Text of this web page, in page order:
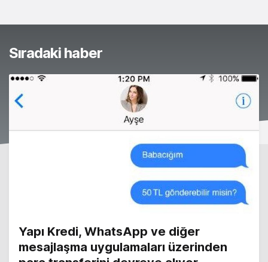
Sıradaki haber
Yapı Kredi, WhatsApp ve diğer
mesajlaşma uygulamaları üzerinden